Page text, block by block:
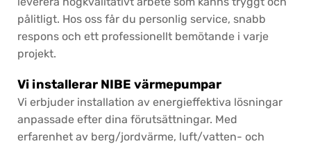
pålitligt. Hos oss får du personlig service, snabb
respons och ett professionellt bemötande i varje
projekt.
Vi installerar NIBE värmepumpar
Vi erbjuder installation av energieffektiva lösningar
anpassade efter dina förutsättningar. Med
erfarenhet av berg/jordvärme, luft/vatten- och